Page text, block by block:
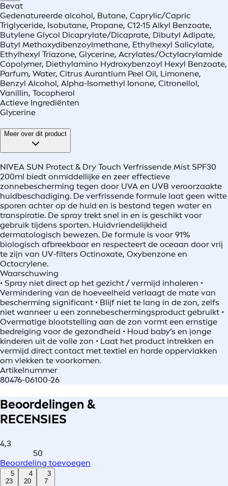
Bevat
Gedenatureerde alcohol, Butane, Caprylic/Capric
Triglyceride, Isobutane, Propane, C12-15 Alkyl Benzoate,
Butylene Glycol Dicaprylate/Dicaprate, Dibutyl Adipate,
Butyl Methoxydibenzoylmethane, Ethylhexyl Salicylate,
Ethylhexyl Triazone, Glycerine, Acrylates/Octylacrylamide
Copolymer, Diethylamino Hydroxybenzoyl Hexyl Benzoate,
Parfum, Water, Citrus Aurantium Peel Oil, Limonene,
Benzyl Alcohol, Alpha-Isomethyl Ionone, Citronellol,
Vanillin, Tocopherol
Actieve Ingrediënten
Glycerine
Meer over dit product
NIVEA SUN Protect & Dry Touch Verfrissende Mist SPF30
200ml biedt onmiddellijke en zeer effectieve
zonnebescherming tegen door UVA en UVB veroorzaakte
huidbeschadiging. De verfrissende formule laat geen witte
sporen achter op de huid en is bestand tegen water en
transpiratie. De spray trekt snel in en is geschikt voor
gebruik tijdens sporten. Huidvriendelijkheid
dermatologisch bewezen. De formule is voor 91%
biologisch afbreekbaar en respecteert de oceaan door vrij
te zijn van UV-filters Octinoxate, Oxybenzone en
Octocrylene.
Waarschuwing
• Spray niet direct op het gezicht / vermijd inhaleren •
Vermindering van de hoeveelheid verlaagt de mate van
bescherming significant • Blijf niet te lang in de zon, zelfs
niet wanneer u een zonnebeschermingsproduct gebruikt •
Overmatige blootstelling aan de zon vormt een ernstige
bedreiging voor de gezondheid • Houd baby’s en jonge
kinderen uit de volle zon • Laat het product intrekken en
vermijd direct contact met textiel en harde oppervlakken
om vlekken te voorkomen.
Artikelnummer
80476-06100-26
Beoordelingen &
RECENSIES
4,3
50
Beoordeling toevoegen
5
23
4
20
3
7